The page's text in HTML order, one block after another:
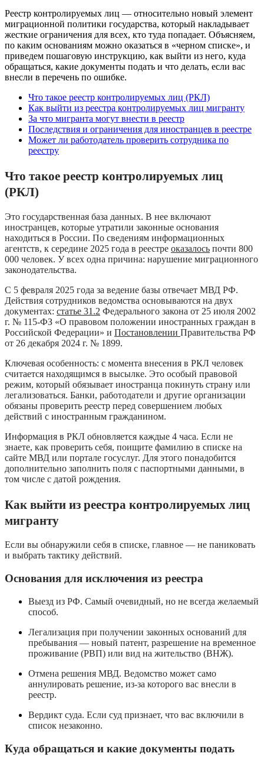
Реестр контролируемых лиц — относительно новый элемент
миграционной политики государства, который накладывает
жесткие ограничения для всех, кто туда попадает. Объясняем,
по каким основаниям можно оказаться в «черном списке», и
приведем пошаговую инструкцию, как выйти из него, куда
обращаться, какие документы подать и что делать, если вас
внесли в перечень по ошибке.
Что такое реестр контролируемых лиц (РКЛ)
Как выйти из реестра контролируемых лиц мигранту
За что мигранта могут внести в реестр
Последствия и ограничения для иностранцев в реестре
Может ли работодатель проверить сотрудника по
реестру
Что такое реестр контролируемых лиц
(РКЛ)
Это государственная база данных. В нее включают
иностранцев, которые утратили законные основания
находиться в России. По сведениям информационных
агентств, к середине 2025 года в реестре оказалось почти 800
000 человек. У всех одна причина: нарушение миграционного
законодательства.
С 5 февраля 2025 года за ведение базы отвечает МВД РФ.
Действия сотрудников ведомства основываются на двух
документах: статье 31.2 Федерального закона от 25 июля 2002
г. № 115-ФЗ «О правовом положении иностранных граждан в
Российской Федерации» и Постановлении Правительства РФ
от 26 декабря 2024 г. № 1899.
Ключевая особенность: с момента внесения в РКЛ человек
считается находящимся в высылке. Это особый правовой
режим, который обязывает иностранца покинуть страну или
легализоваться. Банки, работодатели и другие организации
обязаны проверить реестр перед совершением любых
действий с иностранным гражданином.
Информация в РКЛ обновляется каждые 4 часа. Если не
знаете, как проверить себя, поищите фамилию в списке на
сайте МВД или портале госуслуг. Для этого понадобится
дополнительно заполнить поля с паспортными данными, в
том числе с датой рождения.
Как выйти из реестра контролируемых лиц
мигранту
Если вы обнаружили себя в списке, главное — не паниковать
и выбрать тактику действий.
Основания для исключения из реестра
Выезд из РФ. Самый очевидный, но не всегда желаемый
способ.
Легализация при получении законных оснований для
пребывания — новый патент, разрешение на временное
проживание (РВП) или вид на жительство (ВНЖ).
Отмена решения МВД. Ведомство может само
аннулировать решение, из-за которого вас внесли в
реестр.
Вердикт суда. Если суд признает, что вас включили в
список незаконно.
Куда обращаться и какие документы подать